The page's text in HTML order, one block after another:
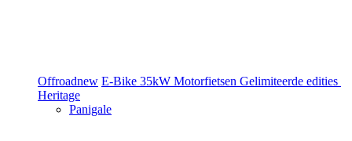
Offroadnew E-Bike 35kW Motorfietsen Gelimiteerde edities
Heritage
Panigale